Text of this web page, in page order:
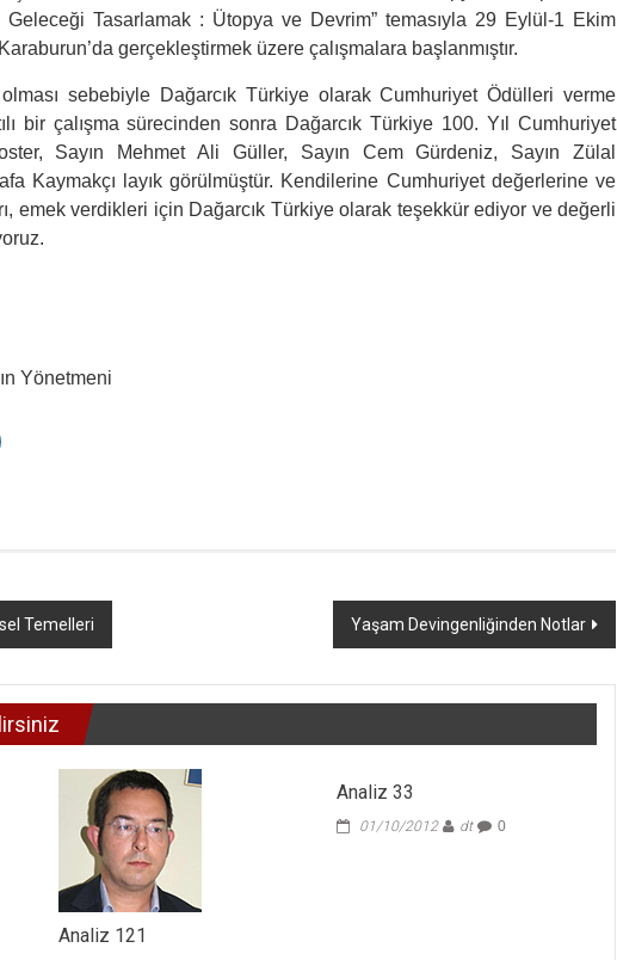
Geleceği Tasarlamak : Ütopya ve Devrim” temasıyla 29 Eylül-1 Ekim
gerçekleştirmek üzere çalışmalara başlanmıştır.
sebebiyle Dağarcık Türkiye olarak Cumhuriyet Ödülleri verme
bir çalışma sürecinden sonra Dağarcık Türkiye 100. Yıl Cumhuriyet
Sayın Mehmet Ali Güller, Sayın Cem Gürdeniz, Sayın Zülal
Kaymakçı layık görülmüştür. Kendilerine Cumhuriyet değerlerine ve
emek verdikleri için Dağarcık Türkiye olarak teşekkür ediyor ve değerli
Yönetmeni
Temelleri Yaşam Devingenliğinden Notlar
Analiz 121
Analiz 33
01/10/2012 dt 0